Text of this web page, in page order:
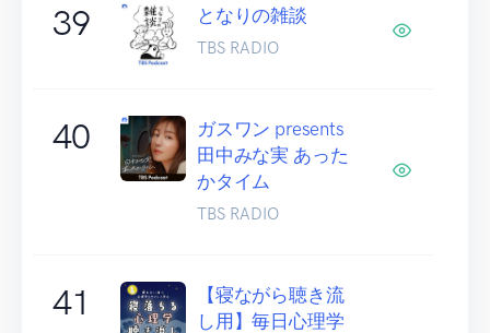
39 となりの雑談
TBS RADIO
40
ガスワン presents
田中みな実 あった
かタイム
TBS RADIO
41
【寝ながら聴き流
し用】毎日心理学